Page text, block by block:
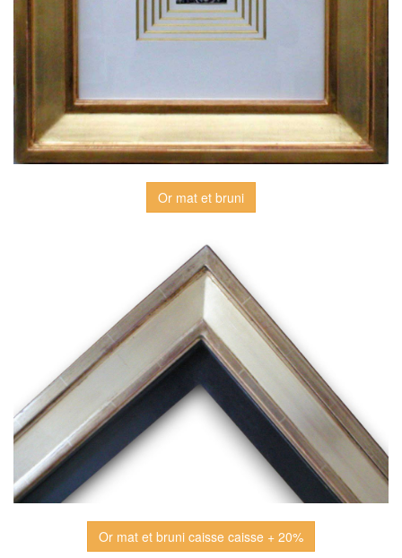
Or mat et bruni
Or mat et bruni caisse caisse + 20%